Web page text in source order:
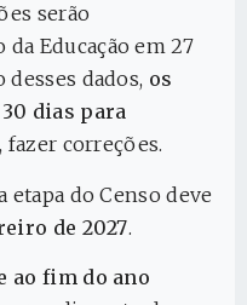
serão
Educação em 27
desses dados, os
dias para
fazer correções.
do Censo deve
de 2027.
ao fim do ano